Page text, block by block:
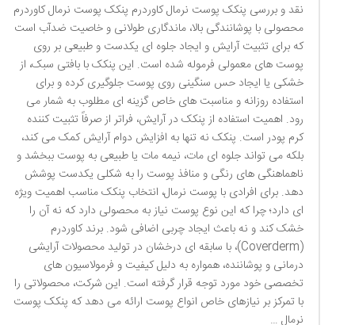
نقد و بررسی پنکک پوست نرمال کاوردرم پنکک پوست نرمال کاوردرم
محصولی با پوشانندگی بالا، ماندگاری طولانی و خاصیت ضدآب است
که برای تثبیت آرایش و ایجاد جلوه ای یکدست و طبیعی بر روی
پوست های معمولی فرموله شده است. این پنکک با بافتی سبک، از
خشکی یا ایجاد حس سنگینی روی پوست جلوگیری کرده و برای
استفاده روزانه و مناسبت های خاص گزینه ای مطلوب به شمار می
رود. اهمیت استفاده از پنکک در آرایش، فراتر از صرفاً تثبیت کننده
کرم پودر است. پنکک نه تنها به افزایش دوام آرایش کمک می کند،
بلکه می تواند جلوه ای مات، نیمه مات یا طبیعی به پوست ببخشد و
ناهماهنگی های رنگی و منافذ پوست را به شکلی یکدست پوشش
دهد. برای افرادی با پوست نرمال، انتخاب پنکک مناسب اهمیت ویژه
ای دارد؛ چرا که این نوع پوست نیاز به محصولی دارد که نه آن را
خشک کند و نه باعث ایجاد چربی اضافی شود. برند کاوردرم
(Coverderm)، با سابقه ای درخشان در تولید محصولات آرایشی
درمانی و پوشاننده، همواره به دلیل کیفیت و فرمولاسیون های
تخصصی خود مورد توجه قرار گرفته است. این شرکت، محصولاتی را
با تمرکز بر نیازهای خاص انواع پوست ارائه می دهد که پنکک پوست
نرمال …